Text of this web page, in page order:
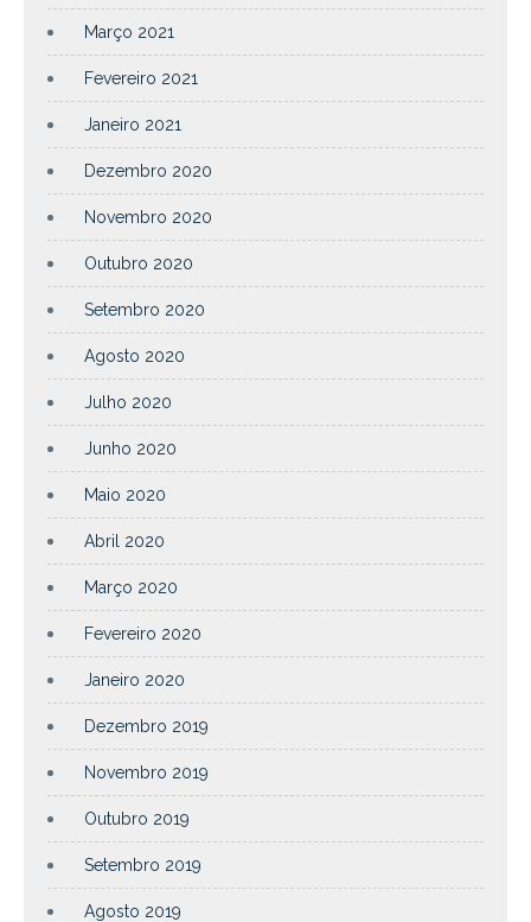
Março 2021
Fevereiro 2021
Janeiro 2021
Dezembro 2020
Novembro 2020
Outubro 2020
Setembro 2020
Agosto 2020
Julho 2020
Junho 2020
Maio 2020
Abril 2020
Março 2020
Fevereiro 2020
Janeiro 2020
Dezembro 2019
Novembro 2019
Outubro 2019
Setembro 2019
Agosto 2019